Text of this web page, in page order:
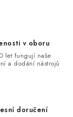
v oboru
let fungují naše
a dodání nástrojů
doručení